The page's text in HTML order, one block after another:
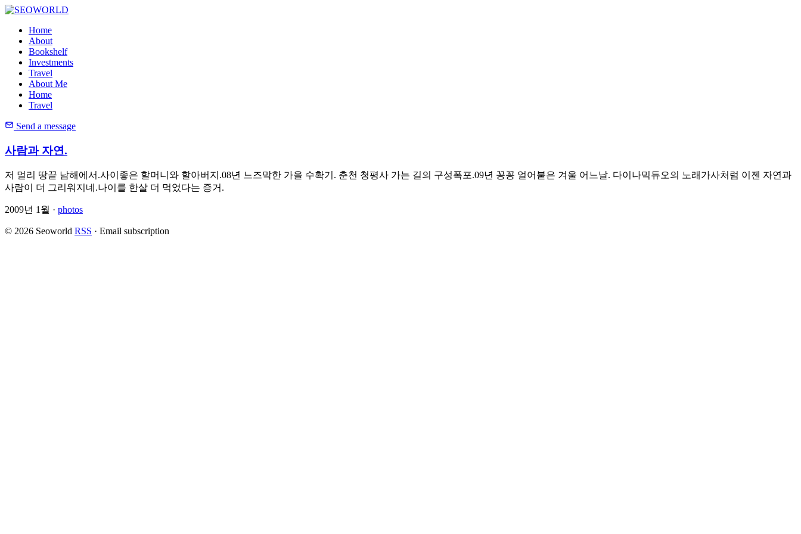
Home
About
Bookshelf
Investments
Travel
About Me
Home
Travel
Send a message
사람과 자연.
저 멀리 땅끝 남해에서.사이좋은 할머니와 할아버지.08년 느즈막한 가을 수확기. 춘천 청평사 가는 길의 구성폭포.09년 꽁꽁 얼어붙은 겨울 어느날. 다이나믹듀오의 노래가사처럼 이젠 자연과
사람이 더 그리워지네.나이를 한살 더 먹었다는 증거.
2009년 1월 · photos
© 2026 Seoworld RSS · Email subscription